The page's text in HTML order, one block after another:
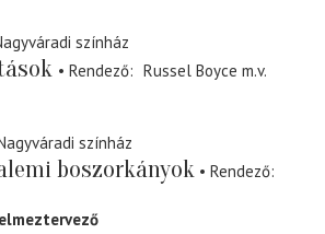
színház
Rendező Russel Boyce m.v.
színház
boszorkányok
Rendező